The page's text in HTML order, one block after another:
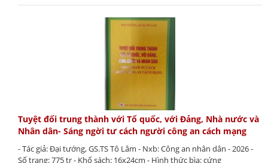
Tuyệt đối trung thành với Tổ quốc, với Đảng, Nhà nước và
Nhân dân- Sáng ngời tư cách người công an cách mạng
- Tác giả: Đại tướng, GS.TS Tô Lâm - Nxb: Công an nhân dân - 2026 -
Số trang: 775 tr - Khổ sách: 16x24cm - Hình thức bìa: cứng